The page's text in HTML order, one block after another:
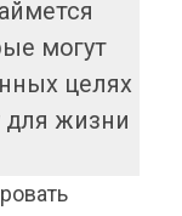
могут
целях
для жизни